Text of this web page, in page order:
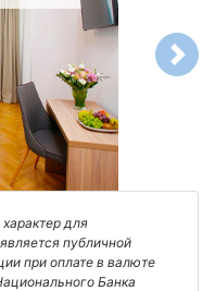
Next
для
публичной
при оплате в валюте
Банка